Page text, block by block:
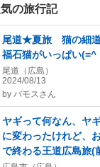
の旅行記
尾道★夏旅 猫の細
福石猫がいっぱい(=^
尾道（広島）
2024/08/13
by バモスさん
ヤギって何なん、ヤ
に変わったけれど、
で終わる王道広島旅(